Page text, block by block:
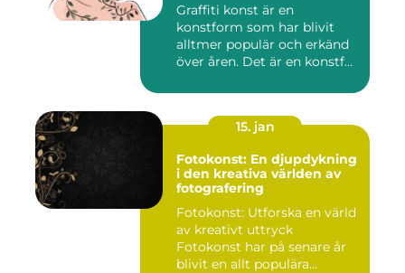
Graffiti konst är en
konstform som har blivit
alltmer populär och erkänd
över åren. Det är en konstf...
15. jan
Fotokonst: En djupdykning
i den kreativa världen av
fotografering
Fotokonst: Utforska en värld
av kreativt uttryck
Fotokonst har på senare år
blivit en allt populära...